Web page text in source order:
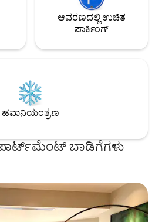
ಆವರಣದಲ್ಲಿ ಉಚಿತ
ಪಾರ್ಕಿಂಗ್
ಹವಾನಿಯಂತ್ರಣ
ಬಾಡಿಗೆಗಳು